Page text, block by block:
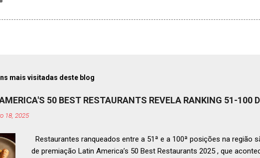
mais visitadas deste blog
50 BEST RESTAURANTS REVELA RANKING 51-100
18, 2025
Restaurantes ranqueados entre a 51ª e a 100ª posições na região
de premiação Latin America’s 50 Best Restaurants 2025 , que